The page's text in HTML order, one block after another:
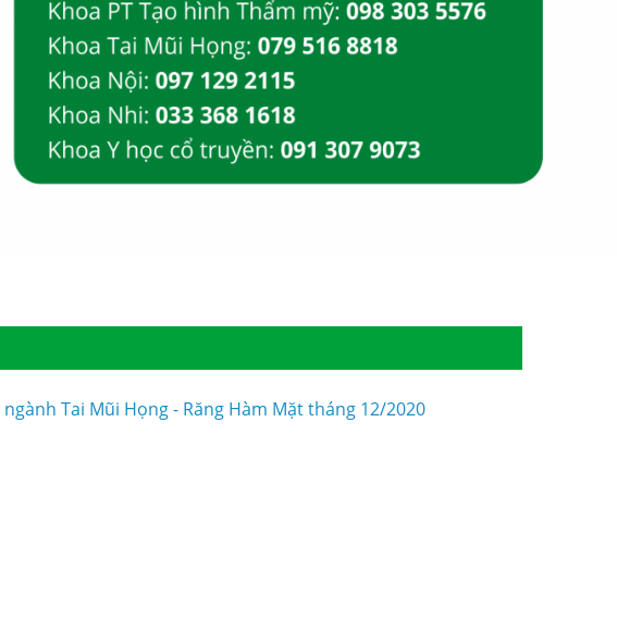
Tai Mũi Họng - Răng Hàm Mặt tháng 12/2020